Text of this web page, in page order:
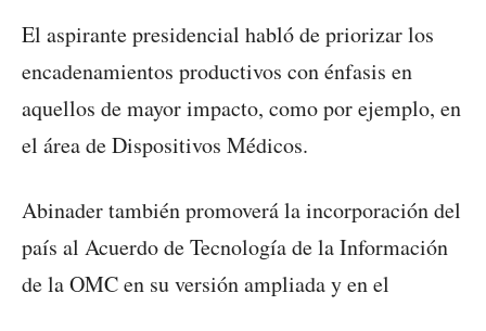
El aspirante presidencial habló de priorizar los
encadenamientos productivos con énfasis en
aquellos de mayor impacto, como por ejemplo, en
el área de Dispositivos Médicos.
Abinader también promoverá la incorporación del
país al Acuerdo de Tecnología de la Información
de la OMC en su versión ampliada y en el